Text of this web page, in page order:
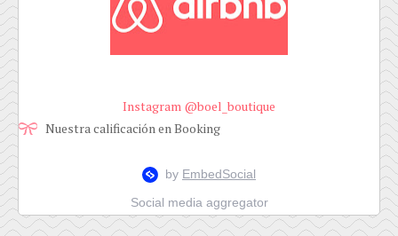
Instagram @boel_boutique
Nuestra calificación en Booking
Social media aggregator